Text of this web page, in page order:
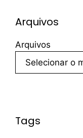
Arquivos
Arquivos
Tags